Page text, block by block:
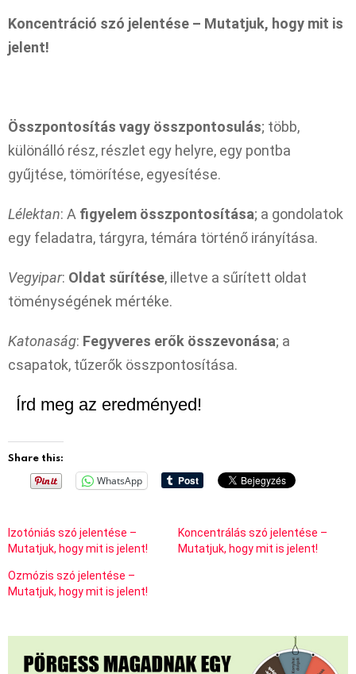
Koncentráció szó jelentése – Mutatjuk, hogy mit is
jelent!
Összpontosítás vagy összpontosulás; több,
különálló rész, részlet egy helyre, egy pontba
gyűjtése, tömörítése, egyesítése.
Lélektan: A figyelem összpontosítása; a gondolatok
egy feladatra, tárgyra, témára történő irányítása.
Vegyipar: Oldat sűrítése, illetve a sűrített oldat
töménységének mértéke.
Katonaság: Fegyveres erők összevonása; a
csapatok, tűzerők összpontosítása.
Írd meg az eredményed!
Share this:
WhatsApp
Izotóniás szó jelentése –
Mutatjuk, hogy mit is jelent!
Koncentrálás szó jelentése –
Mutatjuk, hogy mit is jelent!
Ozmózis szó jelentése –
Mutatjuk, hogy mit is jelent!